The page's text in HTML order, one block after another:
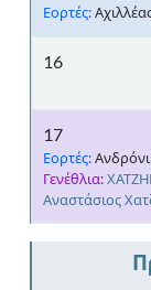
Εορτές:
16
17
Εορτές:
Γενέθλια:
Αναστάσιος